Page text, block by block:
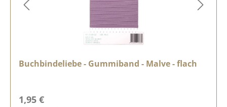
Buchbindeliebe - Gummiband - Malve - flach
Prix régulier :
1,95 €